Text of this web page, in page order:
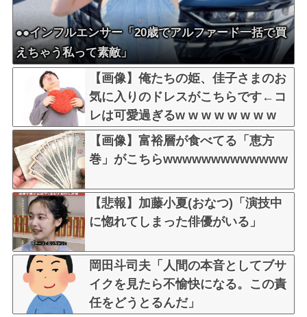
●●インフルエンサー「20歳でアルファード一括で買
えちゃう私って素敵」
【画像】俺たちの姫、佳子さまのお
気に入りのドレスがこちらです←コ
レは可愛過ぎるw w w w w w w w
【画像】富裕層が食べてる「恵方
巻」がこちらwwwwwwwwwwwww
【悲報】加藤小夏(おなつ)「演技中
に惚れてしまった俳優がいる」
岡田斗司夫「人間の本音としてブサ
イクを見たら不愉快になる。この責
任をどうとるんだ」